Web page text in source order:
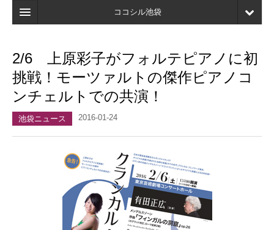
ココシル池袋
検索
店舗・施設最新情報
口コミ
マイページ
ブックマーク
2/6 上原彩子がフォルテピアノに初
挑戦！モーツァルトの傑作ピアノコ
ンチェルトでの共演！
池袋ニュース 2016-01-24